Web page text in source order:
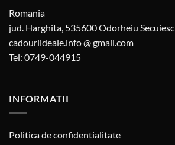
Romania
jud. Harghita, 535600 Odorheiu Secuiesc
cadouriideale.info @ gmail.com
Tel: 0749-044915
INFORMATII
Politica de confidentialitate